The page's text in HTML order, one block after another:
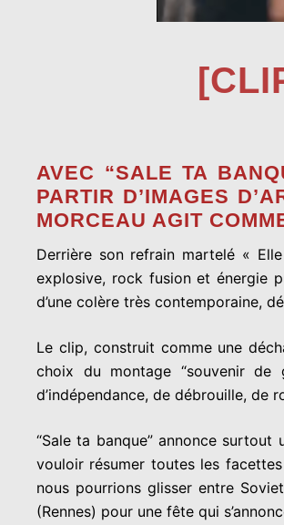
AVEC “SALE TA
PARTIR D’IMAGES
MORCEAU AGIT
Derrière son refrain martelé «
explosive, rock fusion et énergie
d’une colère très contemporaine,
Le clip, construit comme une
choix du montage “souvenir
d’indépendance, de débrouille, de
“Sale ta banque” annonce
vouloir résumer toutes les
nous pourrions glisser entre
(Rennes) pour une fête qui